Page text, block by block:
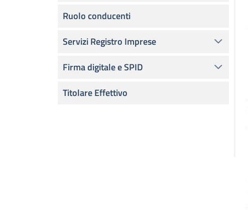
Ruolo conducenti
Servizi Registro Imprese
Firma digitale e SPID
Titolare Effettivo